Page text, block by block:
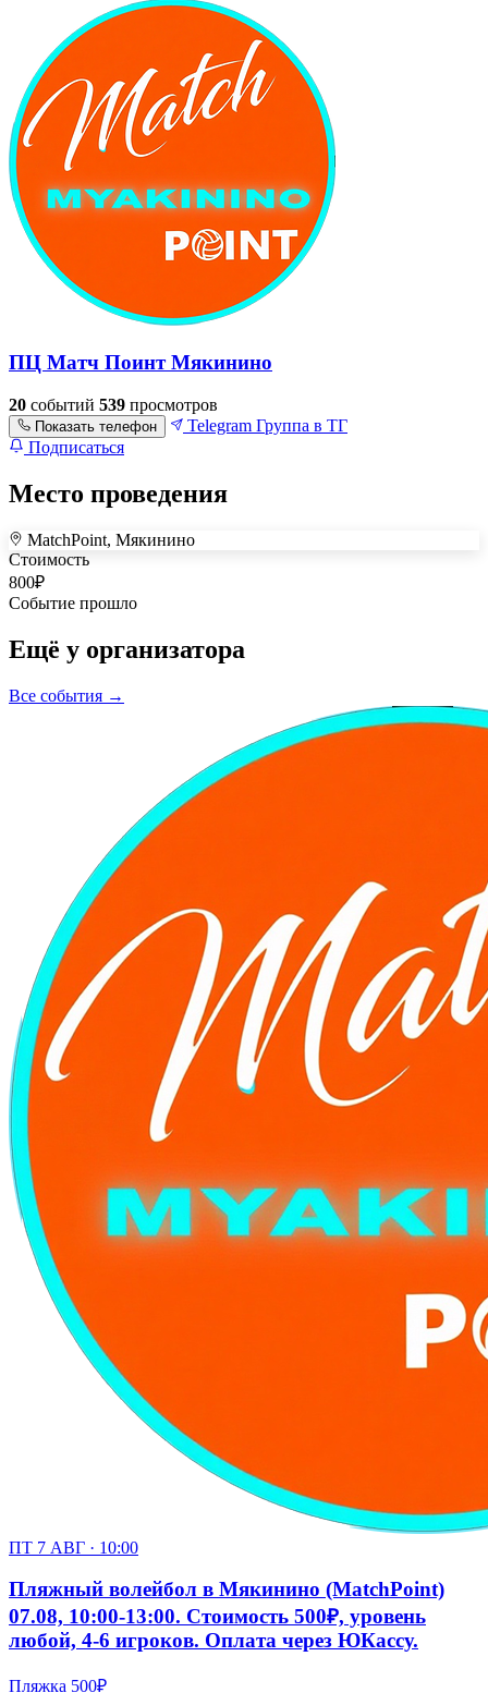
ПЦ Матч Поинт Мякинино
20 событий 539 просмотров
Показать телефон Telegram Группа в ТГ
Подписаться
Место проведения
+
–
MatchPoint, Мякинино
Стоимость
800₽
Событие прошло
Ещё у организатора
Все события →
ПТ 7 АВГ · 10:00
Пляжный волейбол в Мякинино (MatchPoint)
07.08, 10:00-13:00. Стоимость 500₽, уровень
любой, 4-6 игроков. Оплата через ЮКассу.
Пляжка 500₽